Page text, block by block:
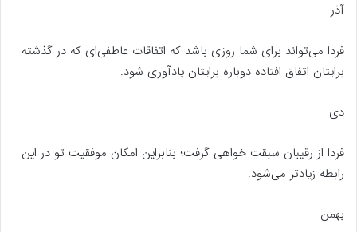
آذر
فردا می‌تواند برای شما روزی باشد که اتفاقات عاطفی‌ای که در گذشته
برایتان اتفاق افتاده دوباره برایتان یاد‌آوری شود.
دی
فردا از رقيبان سبقت خواهی گرفت؛ بنابراين امكان موفقيت تو در اين
رابطه زیاد‌تر می‌شود.
بهمن